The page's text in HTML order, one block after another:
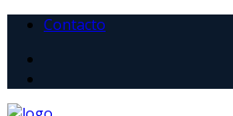
Contacto